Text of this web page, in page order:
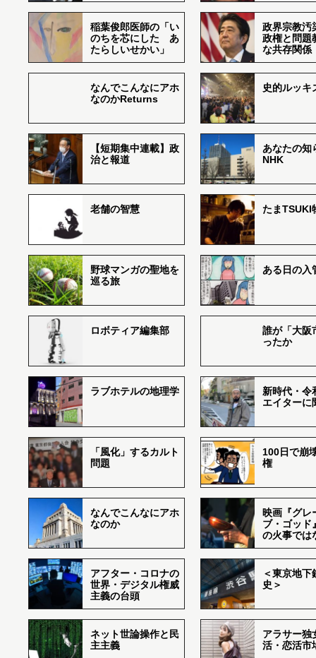
稲葉俊郎医師の「い
のちを芯にした あ
たらしいせかい」
政界宗教汚
政権と問題
な共存関係
なんでこんなにアホ
なのかReturns
史的ルッキ
【短期集中連載】政
治と報道
あなたの知
NHK
老舗の智慧 たまTSUKI
野球マンガの聖地を
巡る旅
ある日の入
ロボティア編集部
誰が「大阪
ったか
ラブホテルの地理学
新時代・令
エイターに
「風化」するカルト
問題
100日で崩
権
なんでこんなにアホ
なのか
映画『グレ
ブ・ゴッド
の火事では
アフター・コロナの
世界・デジタル権威
主義の台頭
＜東京地下
史＞
ネット世論操作と民
主主義
アラサー独
活・恋活市